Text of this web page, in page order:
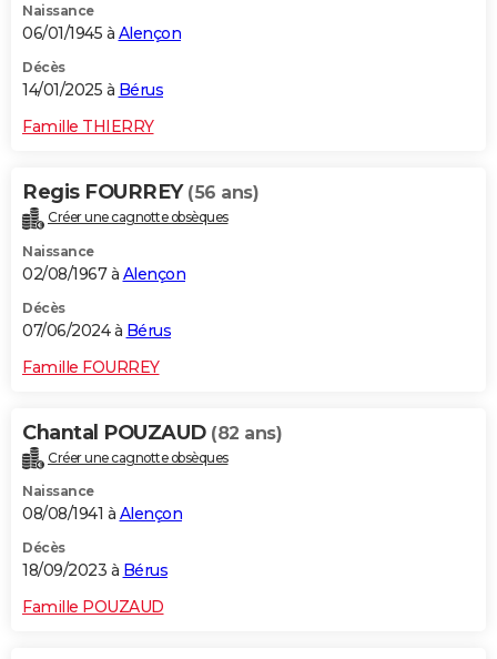
Naissance
06/01/1945 à Alençon
Décès
14/01/2025 à Bérus
Famille THIERRY
Regis FOURREY (56 ans)
Créer une cagnotte obsèques
Naissance
02/08/1967 à Alençon
Décès
07/06/2024 à Bérus
Famille FOURREY
Chantal POUZAUD (82 ans)
Créer une cagnotte obsèques
Naissance
08/08/1941 à Alençon
Décès
18/09/2023 à Bérus
Famille POUZAUD